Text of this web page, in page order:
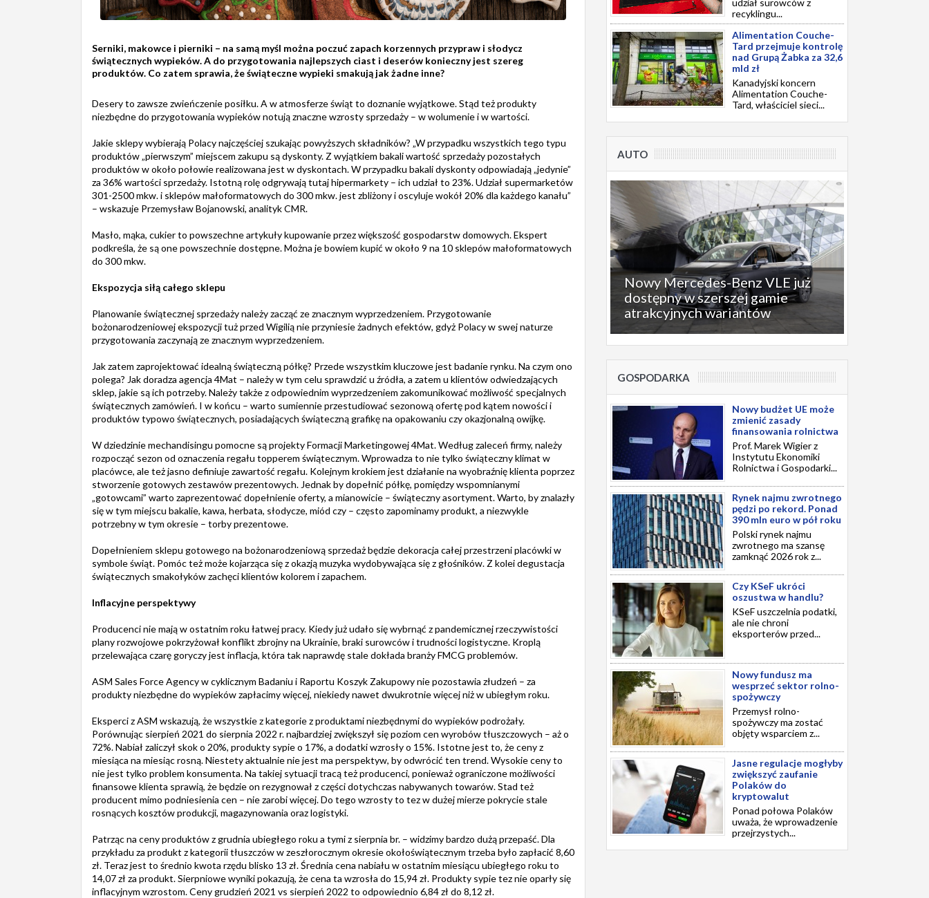
Serniki, makowce i pierniki – na samą myśl można poczuć zapach korzennych przypraw i słodycz
świątecznych wypieków. A do przygotowania najlepszych ciast i deserów konieczny jest szereg
produktów. Co zatem sprawia, że świąteczne wypieki smakują jak żadne inne?
Desery to zawsze zwieńczenie posiłku. A w atmosferze świąt to doznanie wyjątkowe. Stąd też produkty
niezbędne do przygotowania wypieków notują znaczne wzrosty sprzedaży – w wolumenie i w wartości.
Jakie sklepy wybierają Polacy najczęściej szukając powyższych składników? „W przypadku wszystkich tego typu
produktów „pierwszym” miejscem zakupu są dyskonty. Z wyjątkiem bakali wartość sprzedaży pozostałych
produktów w około połowie realizowana jest w dyskontach. W przypadku bakali dyskonty odpowiadają „jedynie”
za 36% wartości sprzedaży. Istotną rolę odgrywają tutaj hipermarkety – ich udział to 23%. Udział supermarketów
301-2500 mkw. i sklepów małoformatowych do 300 mkw. jest zbliżony i oscyluje wokół 20% dla każdego kanału”
– wskazuje Przemysław Bojanowski, analityk CMR.
Masło, mąka, cukier to powszechne artykuły kupowanie przez większość gospodarstw domowych. Ekspert
podkreśla, że są one powszechnie dostępne. Można je bowiem kupić w około 9 na 10 sklepów małoformatowych
do 300 mkw.
Ekspozycja siłą całego sklepu
Planowanie świątecznej sprzedaży należy zacząć ze znacznym wyprzedzeniem. Przygotowanie
bożonarodzeniowej ekspozycji tuż przed Wigilią nie przyniesie żadnych efektów, gdyż Polacy w swej naturze
przygotowania zaczynają ze znacznym wyprzedzeniem.
Jak zatem zaprojektować idealną świąteczną półkę? Przede wszystkim kluczowe jest badanie rynku. Na czym ono
polega? Jak doradza agencja 4Mat – należy w tym celu sprawdzić u źródła, a zatem u klientów odwiedzających
sklep, jakie są ich potrzeby. Należy także z odpowiednim wyprzedzeniem zakomunikować możliwość specjalnych
świątecznych zamówień. I w końcu – warto sumiennie przestudiować sezonową ofertę pod kątem nowości i
produktów typowo świątecznych, posiadających świąteczną grafikę na opakowaniu czy okazjonalną owijkę.
W dziedzinie mechandisingu pomocne są projekty Formacji Marketingowej 4Mat. Według zaleceń firmy, należy
rozpocząć sezon od oznaczenia regału topperem świątecznym. Wprowadza to nie tylko świąteczny klimat w
placówce, ale też jasno definiuje zawartość regału. Kolejnym krokiem jest działanie na wyobraźnię klienta poprzez
stworzenie gotowych zestawów prezentowych. Jednak by dopełnić półkę, pomiędzy wspomnianymi
„gotowcami” warto zaprezentować dopełnienie oferty, a mianowicie – świąteczny asortyment. Warto, by znalazły
się w tym miejscu bakalie, kawa, herbata, słodycze, miód czy – często zapominamy produkt, a niezwykle
potrzebny w tym okresie – torby prezentowe.
Dopełnieniem sklepu gotowego na bożonarodzeniową sprzedaż będzie dekoracja całej przestrzeni placówki w
symbole świąt. Pomóc też może kojarząca się z okazją muzyka wydobywająca się z głośników. Z kolei degustacja
świątecznych smakołyków zachęci klientów kolorem i zapachem.
Inflacyjne perspektywy
Producenci nie mają w ostatnim roku łatwej pracy. Kiedy już udało się wybrnąć z pandemicznej rzeczywistości
plany rozwojowe pokrzyżował konflikt zbrojny na Ukrainie, braki surowców i trudności logistyczne. Kroplą
przelewająca czarę goryczy jest inflacja, która tak naprawdę stale dokłada branży FMCG problemów.
ASM Sales Force Agency w cyklicznym Badaniu i Raportu Koszyk Zakupowy nie pozostawia złudzeń – za
produkty niezbędne do wypieków zapłacimy więcej, niekiedy nawet dwukrotnie więcej niż w ubiegłym roku.
Eksperci z ASM wskazują, że wszystkie z kategorie z produktami niezbędnymi do wypieków podrożały.
Porównując sierpień 2021 do sierpnia 2022 r. najbardziej zwiększył się poziom cen wyrobów tłuszczowych – aż o
72%. Nabiał zaliczył skok o 20%, produkty sypie o 17%, a dodatki wzrosły o 15%. Istotne jest to, że ceny z
miesiąca na miesiąc rosną. Niestety aktualnie nie jest ma perspektyw, by odwrócić ten trend. Wysokie ceny to
nie jest tylko problem konsumenta. Na takiej sytuacji tracą też producenci, ponieważ ograniczone możliwości
finansowe klienta sprawią, że będzie on rezygnował z części dotychczas nabywanych towarów. Stad też
producent mimo podniesienia cen – nie zarobi więcej. Do tego wzrosty to tez w dużej mierze pokrycie stale
rosnących kosztów produkcji, magazynowania oraz logistyki.
Patrząc na ceny produktów z grudnia ubiegłego roku a tymi z sierpnia br. – widzimy bardzo dużą przepaść. Dla
przykładu za produkt z kategorii tłuszczów w zeszłorocznym okresie okołoświątecznym trzeba było zapłacić 8,60
zł. Teraz jest to średnio kwota rzędu blisko 13 zł. Średnia cena nabiału w ostatnim miesiącu ubiegłego roku to
14,07 zł za produkt. Sierpniowe wyniki pokazują, że cena ta wzrosła do 15,94 zł. Produkty sypie tez nie oparły się
inflacyjnym wzrostom. Ceny grudzień 2021 vs sierpień 2022 to odpowiednio 6,84 zł do 8,12 zł.
udział surowców z
recyklingu...
Alimentation Couche-
Tard przejmuje kontrolę
nad Grupą Żabka za 32,6
mld zł
Kanadyjski koncern
Alimentation Couche-
Tard, właściciel sieci...
AUTO
Nowy Mercedes-Benz VLE już
dostępny w szerszej gamie
atrakcyjnych wariantów
GOSPODARKA
Nowy budżet UE może
zmienić zasady
finansowania rolnictwa
Prof. Marek Wigier z
Instytutu Ekonomiki
Rolnictwa i Gospodarki...
Rynek najmu zwrotnego
pędzi po rekord. Ponad
390 mln euro w pół roku
Polski rynek najmu
zwrotnego ma szansę
zamknąć 2026 rok z...
Czy KSeF ukróci
oszustwa w handlu?
KSeF uszczelnia podatki,
ale nie chroni
eksporterów przed...
Nowy fundusz ma
wesprzeć sektor rolno-
spożywczy
Przemysł rolno-
spożywczy ma zostać
objęty wsparciem z...
Jasne regulacje mogłyby
zwiększyć zaufanie
Polaków do
kryptowalut
Ponad połowa Polaków
uważa, że wprowadzenie
przejrzystych...